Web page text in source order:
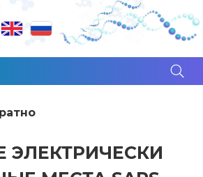
ЭЛЕКТРИЧЕСКИ